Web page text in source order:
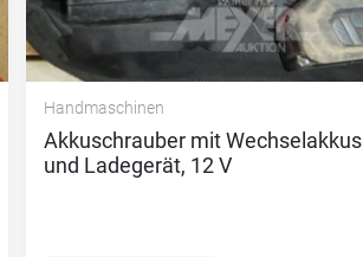
Handmaschinen
Akkuschrauber mit Wechselakkus
und Ladegerät, 12 V